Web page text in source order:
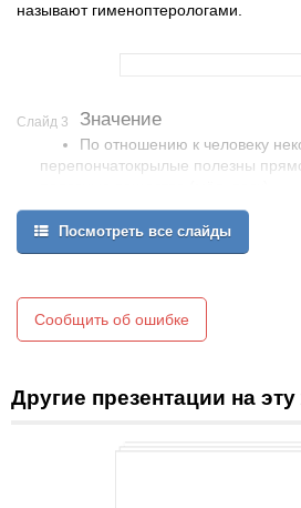
называют гименоптерологами.
Слайд 3 Значение
По отношению к человеку
перепончатокрылые полезны
другие — косвенно, истребляя
отношении особенно важны
этого слова).
также в процессе опыления
Посмотреть все слайды
Сообщить об ошибке
Другие презентации на эту